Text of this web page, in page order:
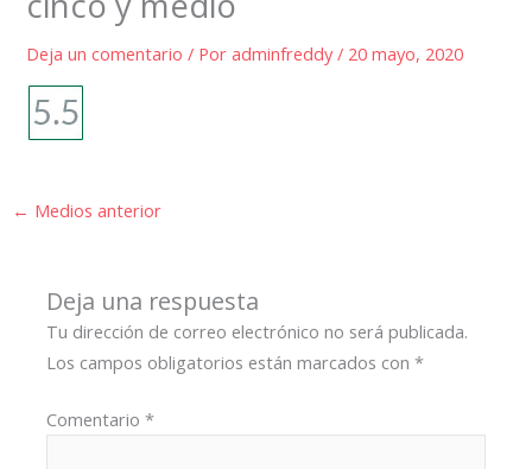
Deja un comentario / Poradminfreddy/ 20 mayo, 2020
← Medios anterior
Deja una respuesta
Tu dirección de correo electrónico no será publicada.
Los campos obligatorios están marcados con*
Comentario*